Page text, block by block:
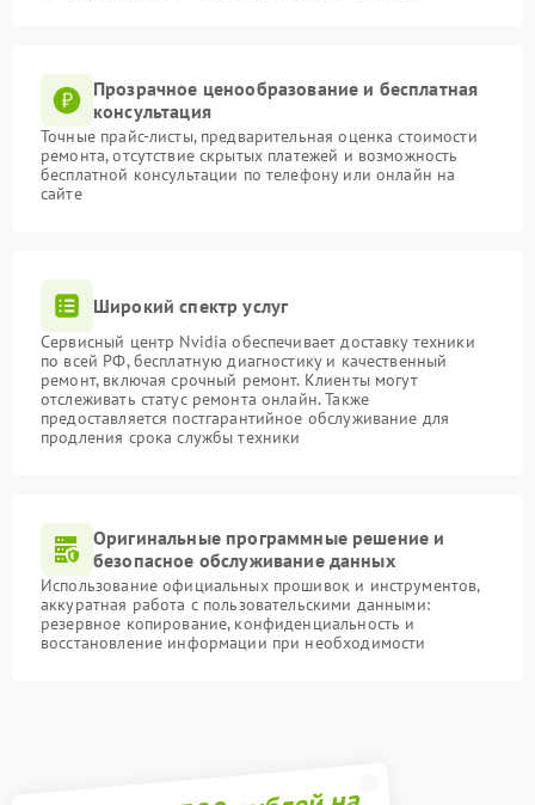
Прозрачное ценообразование и бесплатная
консультация
Точные прайс-листы, предварительная оценка стоимости
ремонта, отсутствие скрытых платежей и возможность
бесплатной консультации по телефону или онлайн на
сайте
Широкий спектр услуг
Сервисный центр Nvidia обеспечивает доставку техники
по всей РФ, бесплатную диагностику и качественный
ремонт, включая срочный ремонт. Клиенты могут
отслеживать статус ремонта онлайн. Также
предоставляется постгарантийное обслуживание для
продления срока службы техники
Оригинальные программные решение и
безопасное обслуживание данных
Использование официальных прошивок и инструментов,
аккуратная работа с пользовательскими данными:
резервное копирование, конфиденциальность и
восстановление информации при необходимости